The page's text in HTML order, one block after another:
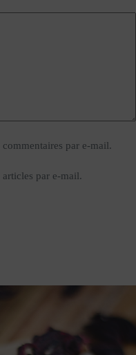
par e-mail.
par e-mail.